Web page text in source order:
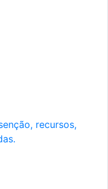
recursos,